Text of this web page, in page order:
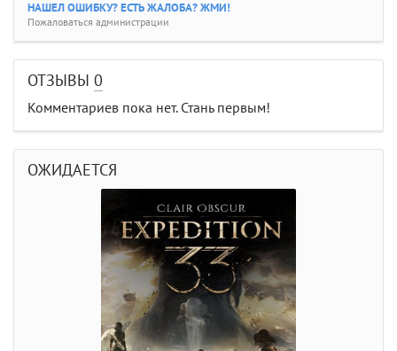
НАШЕЛ ОШИБКУ? ЕСТЬ ЖАЛОБА? ЖМИ!
Пожаловаться администрации
ОТЗЫВЫ 0
Комментариев пока нет. Стань первым!
ОЖИДАЕТСЯ